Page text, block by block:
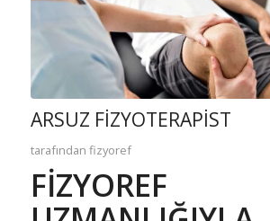
ARSUZ FIZYOTERAPIST
tarafından fizyoref
FIZYOREF